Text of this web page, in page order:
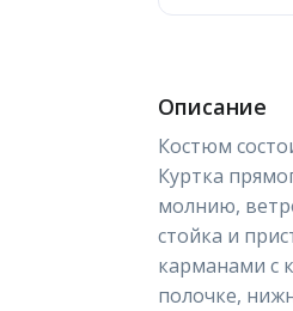
Описание
Костюм
Куртка
молнию,
стойка и
карманами с
полочке,